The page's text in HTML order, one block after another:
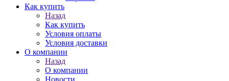
Как купить
Назад
Как купить
Условия оплаты
Условия доставки
О компании
Назад
О компании
Новости